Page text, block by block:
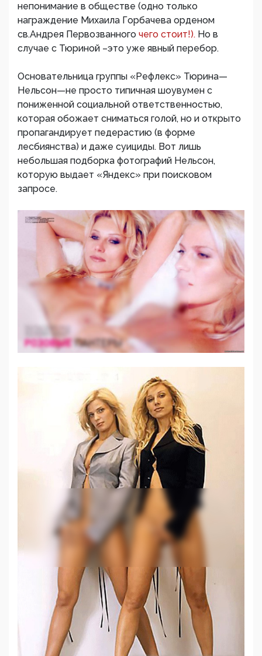
непонимание в обществе (одно только
награждение Михаила Горбачева орденом
св.Андрея Первозванного чего стоит!). Но в
случае с Тюриной –это уже явный перебор.
Основательница группы «Рефлекс» Тюрина—
Нельсон—не просто типичная шоувумен с
пониженной социальной ответственностью,
которая обожает сниматься голой, но и открыто
пропагандирует педерастию (в форме
лесбиянства) и даже суициды. Вот лишь
небольшая подборка фотографий Нельсон,
которую выдает «Яндекс» при поисковом
запросе.